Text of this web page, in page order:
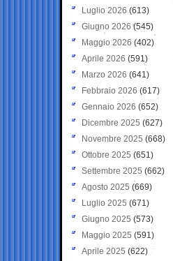
Luglio 2026 (613)
Giugno 2026 (545)
Maggio 2026 (402)
Aprile 2026 (591)
Marzo 2026 (641)
Febbraio 2026 (617)
Gennaio 2026 (652)
Dicembre 2025 (627)
Novembre 2025 (668)
Ottobre 2025 (651)
Settembre 2025 (662)
Agosto 2025 (669)
Luglio 2025 (671)
Giugno 2025 (573)
Maggio 2025 (591)
Aprile 2025 (622)